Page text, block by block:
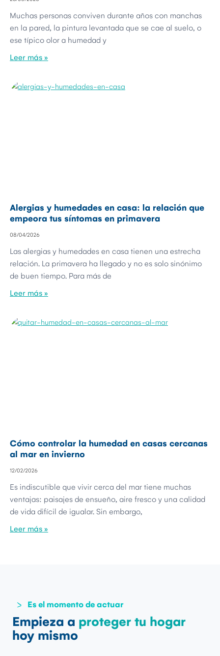
Muchas personas conviven durante años con manchas
en la pared, la pintura levantada que se cae al suelo, o
ese típico olor a humedad y
Leer más »
Alergias y humedades en casa: la relación que
empeora tus síntomas en primavera
08/04/2026
Las alergias y humedades en casa tienen una estrecha
relación. La primavera ha llegado y no es solo sinónimo
de buen tiempo. Para más de
Leer más »
Cómo controlar la humedad en casas cercanas
al mar en invierno
12/02/2026
Es indiscutible que vivir cerca del mar tiene muchas
ventajas: paisajes de ensueño, aire fresco y una calidad
de vida difícil de igualar. Sin embargo,
Leer más »
Es el momento de actuar
Empieza a proteger tu hogar
hoy mismo